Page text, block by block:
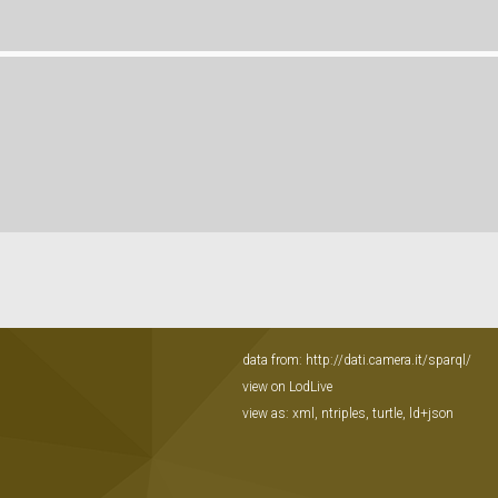
data from: http://dati.camera.it/sparql/
view on LodLive
view as: xml , ntriples, turtle, ld+json